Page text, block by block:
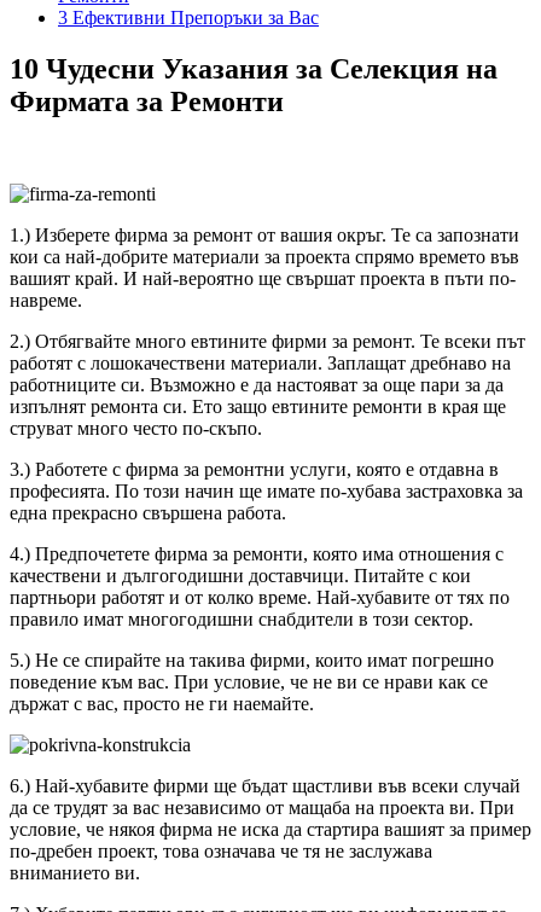
3 Ефективни Препоръки за Вас
10 Чудесни Указания за Селекция на
Фирмата за Ремонти
1.) Изберете фирма за ремонт от вашия окръг. Те са запознати
кои са най-добрите материали за проекта спрямо времето във
вашият край. И най-вероятно ще свършат проекта в пъти по-
навреме.
2.) Отбягвайте много евтините фирми за ремонт. Те всеки път
работят с лошокачествени материали. Заплащат дребнаво на
работниците си. Възможно е да настояват за още пари за да
изпълнят ремонта си. Ето защо евтините ремонти в края ще
струват много често по-скъпо.
3.) Работете с фирма за ремонтни услуги, която е отдавна в
професията. По този начин ще имате по-хубава застраховка за
една прекрасно свършена работа.
4.) Предпочетете фирма за ремонти, която има отношения с
качествени и дългогодишни доставчици. Питайте с кои
партньори работят и от колко време. Най-хубавите от тях по
правило имат многогодишни снабдители в този сектор.
5.) Не се спирайте на такива фирми, които имат погрешно
поведение към вас. При условие, че не ви се нрави как се
държат с вас, просто не ги наемайте.
6.) Най-хубавите фирми ще бъдат щастливи във всеки случай
да се трудят за вас независимо от мащаба на проекта ви. При
условие, че някоя фирма не иска да стартира вашият за пример
по-дребен проект, това означава че тя не заслужава
вниманието ви.